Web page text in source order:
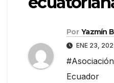
Por Yazmín
ENE 23,
Ecuador